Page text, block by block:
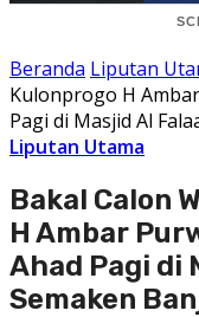
Beranda Liputan
Kulonprogo H
Pagi di Masjid Al
Liputan Utama
Bakal Calon
H Ambar
Ahad Pagi di
Semaken